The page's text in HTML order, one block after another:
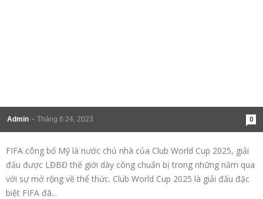
Admin - Tháng 6 24, 2023 0
FIFA công bố Mỹ là nước chủ nhà của Club World Cup 2025, giải
đấu được LĐBĐ thế giới dày công chuẩn bị trong những năm qua
với sự mở rộng về thể thức. Club World Cup 2025 là giải đấu đặc
biệt FIFA đã...